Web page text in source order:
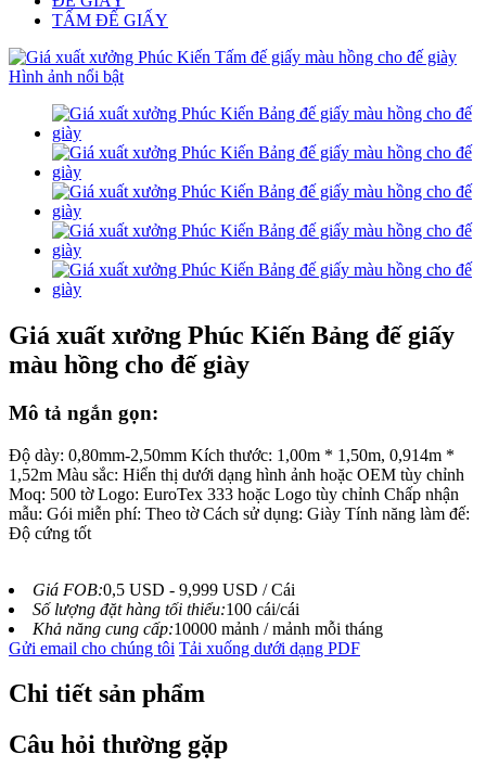
TẤM ĐẾ GIẤY
Giá xuất xưởng Phúc Kiến Bảng đế giấy
màu hồng cho đế giày
Mô tả ngắn gọn:
Độ dày: 0,80mm-2,50mm Kích thước: 1,00m * 1,50m, 0,914m *
1,52m Màu sắc: Hiển thị dưới dạng hình ảnh hoặc OEM tùy chỉnh
Moq: 500 tờ Logo: EuroTex 333 hoặc Logo tùy chỉnh Chấp nhận
mẫu: Gói miễn phí: Theo tờ Cách sử dụng: Giày Tính năng làm đế:
Độ cứng tốt
Giá FOB:0,5 USD - 9,999 USD / Cái
Số lượng đặt hàng tối thiểu:100 cái/cái
Khả năng cung cấp:10000 mảnh / mảnh mỗi tháng
Gửi email cho chúng tôi Tải xuống dưới dạng PDF
Chi tiết sản phẩm
Câu hỏi thường gặp